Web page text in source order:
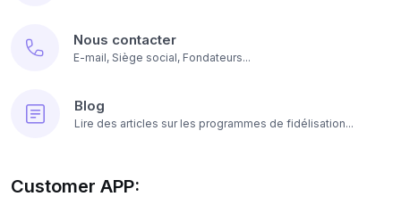
Nous contacter
E-mail, Siège social, Fondateurs...
Blog
Lire des articles sur les programmes de fidélisation...
Customer APP: